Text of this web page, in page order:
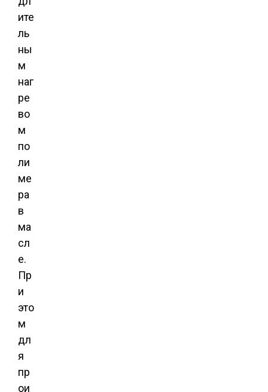
ите
ль
ны
м
наг
ре
во
м
по
ли
ме
ра
в
ма
сл
е.
Пр
и
это
м
дл
я
пр
ои